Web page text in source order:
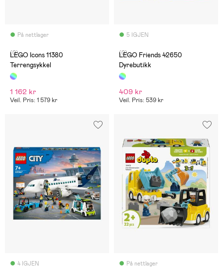
På nettlager
(0)
LEGO Icons 11380
Terrengsykkel
1 162 kr
Veil. Pris: 1 579 kr
5 IGJEN
(0)
LEGO Friends 42650
Dyrebutikk
409 kr
Veil. Pris: 539 kr
4 IGJEN På nettlager